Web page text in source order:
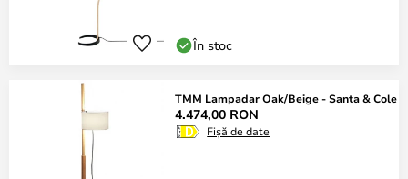
În stoc
TMM Lampadar Oak/Beige - Santa & Cole
4.474,00 RON
Fișă de date